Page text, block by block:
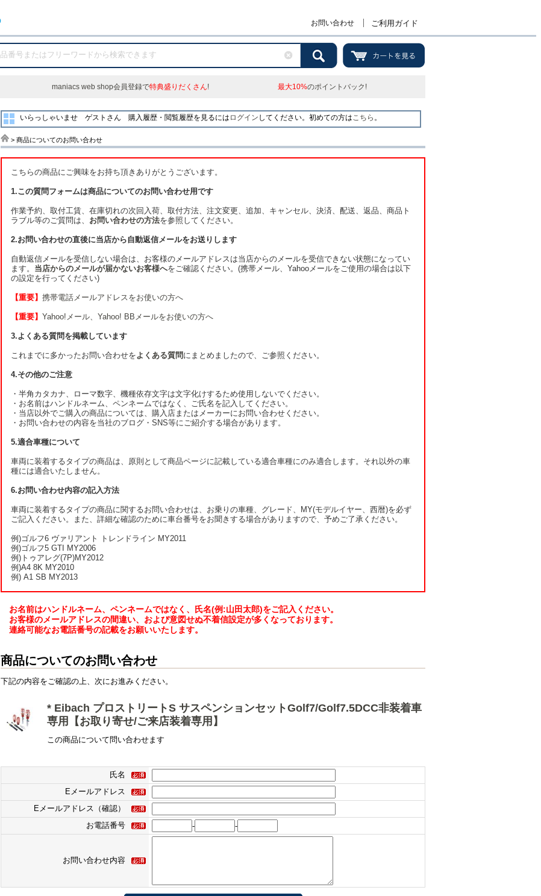
お問い合わせ ご利用ガイド
maniacs web shop会員登録で特典盛りだくさん! 最大10%のポイントバック!
いらっしゃいませ ゲストさん 購入履歴・閲覧履歴を見るには ログイン してください。初めての方はこちら 。
> 商品についてのお問い合わせ
こちらの商品にご興味をお持ち頂きありがとうございます。
1.この質問フォームは商品についてのお問い合わせ用です
作業予約、取付工賃、在庫切れの次回入荷、取付方法、注文変更、追加、キャンセル、決済、配送、返品、商品ト
ラブル等のご質問は、 お問い合わせの方法を参照してください。
2.お問い合わせの直後に当店から自動返信メールをお送りします
自動返信メールを受信しない場合は、お客様のメールアドレスは当店からのメールを受信できない状態になってい
ます。 当店からのメールが届かないお客様へをご確認ください。(携帯メール、Yahooメールをご使用の場合は以下
の設定を行ってください)
【重要】 携帯電話メールアドレスをお使いの方へ
【重要】 Yahoo!メール、Yahoo! BBメールをお使いの方へ
3.よくある質問を掲載しています
これまでに多かったお問い合わせをよくある質問にまとめましたので、ご参照ください。
4.その他のご注意
・半角カタカナ、ローマ数字、機種依存文字は文字化けするため使用しないでください。
・お名前はハンドルネーム、ペンネームではなく、ご氏名を記入してください。
・当店以外でご購入の商品については、購入店またはメーカーにお問い合わせください。
・お問い合わせの内容を当社のブログ・SNS等にご紹介する場合があります。
5.適合車種について
車両に装着するタイプの商品は、原則として商品ページに記載している適合車種にのみ適合します。それ以外の車
種には適合いたしません。
6.お問い合わせ内容の記入方法
車両に装着するタイプの商品に関するお問い合わせは、お乗りの車種、グレード、MY(モデルイヤー、西暦)を必ず
ご記入ください。また、詳細な確認のために車台番号をお聞きする場合がありますので、予めご了承ください。
例)ゴルフ6 ヴァリアント トレンドライン MY2011
例)ゴルフ5 GTI MY2006
例)トゥアレグ(7P)MY2012
例)A4 8K MY2010
例) A1 SB MY2013
お名前はハンドルネーム、ペンネームではなく、氏名(例:山田太郎)をご記入ください。
お客様のメールアドレスの間違い、および意図せぬ不着信設定が多くなっております。
連絡可能なお電話番号の記載をお願いいたします。
商品についてのお問い合わせ
下記の内容をご確認の上、次にお進みください。
* Eibach プロストリートS サスペンションセットGolf7/Golf7.5DCC非装着車
専用【お取り寄せ/ご来店装着専用】
この商品について問い合わせます
氏名
Eメールアドレス
Eメールアドレス（確認）
お電話番号
- -
お問い合わせ内容